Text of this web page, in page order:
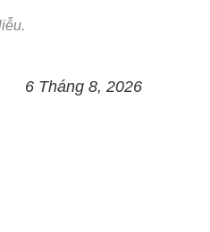
6 Tháng 8, 2026